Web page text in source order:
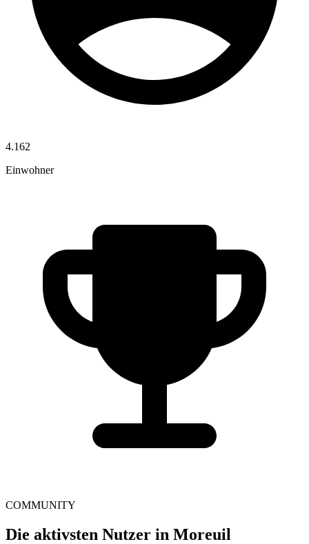
4.162
Einwohner
COMMUNITY
Die aktivsten Nutzer in Moreuil